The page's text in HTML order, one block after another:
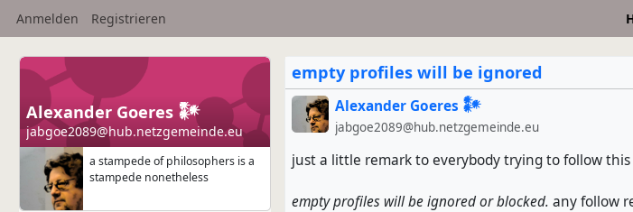
Anmelden Registrieren
Alexander Goeres 𒀯
jabgoe2089@hub.netzgemeinde.eu
a stampede of philosophers is a
stampede nonetheless
empty profiles will be ignored
Alexander Goeres 𒀯
jabgoe2089@hub.netzgemeinde.eu
just a little remark to everybody trying to follow this
empty profiles will be ignored or blocked. any follow